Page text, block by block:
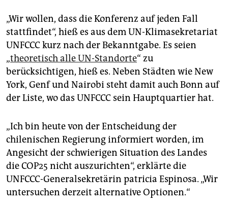
epaper login
„Wir wollen, dass die Konferenz auf jeden Fall
stattfindet“, hieß es aus dem UN-Klimasekretariat
UNFCCC kurz nach der Bekanntgabe. Es seien
„theoretisch alle UN-Standorte“ zu
berücksichtigen, hieß es. Neben Städten wie New
York, Genf und Nairobi steht damit auch Bonn auf
der Liste, wo das UNFCCC sein Hauptquartier hat.
„Ich bin heute von der Entscheidung der
chilenischen Regierung informiert worden, im
Angesicht der schwierigen Situation des Landes
die COP25 nicht auszurichten“, erklärte die
UNFCCC-Generalsekretärin patricia Espinosa. „Wir
untersuchen derzeit alternative Optionen.“